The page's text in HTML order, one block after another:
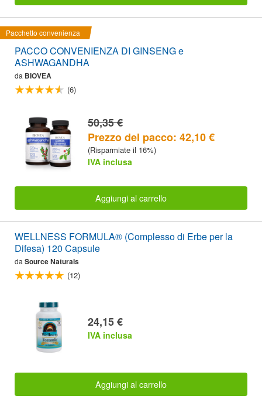
Pacchetto convenienza
PACCO CONVENIENZA DI GINSENG e
ASHWAGANDHA
da BIOVEA
(6)
50,35 €
Prezzo del pacco: 42,10 €
(Risparmiate il 16%)
IVA inclusa
Aggiungi al carrello
WELLNESS FORMULA® (Complesso di Erbe per la
Difesa) 120 Capsule
da Source Naturals
(12)
24,15 €
IVA inclusa
Aggiungi al carrello